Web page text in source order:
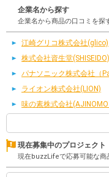
企業名から探す
企業名から商品の口コミを探
江崎グリコ株式会社(glico)
株式会社資生堂(SHISEIDO)
パナソニック株式会社（
ライオン株式会社(LION)
味の素株式会社
現在募集中のプロジェクト
現在buzzLifeで応募可能な商